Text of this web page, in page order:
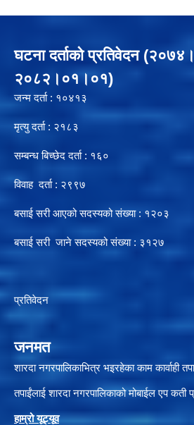
घटना दर्ताको प्रतिवेदन
२०८२।०१।०१)
जन्म दर्ता : १०४१३
मृत्यु दर्ता : २१८३
सम्बन्ध बिच्छेद दर्ता : १६०
विवाह दर्ता : २९९७
बसाई सरी आएको सदस्यको संख्या : १२०३
बसाई सरी जाने सदस्यको संख्या : ३१२७
प्रतिवेदन
जनमत
शारदा नगरपालिकाभित्र भइरहेका काम कार्वाही
तपाईंलाई शारदा नगरपालिकाको मोबाईल एप कती
हाम्रो यूट्यूव